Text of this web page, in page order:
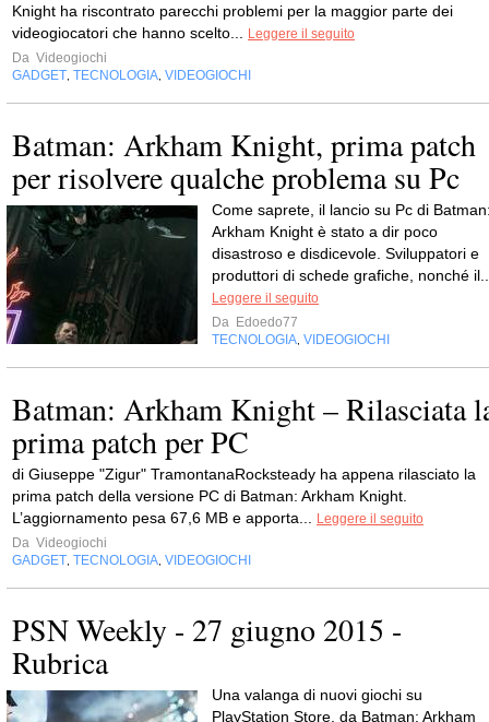
Knight ha riscontrato parecchi problemi per la maggior parte dei
videogiocatori che hanno scelto...
Leggere il seguito
Da Videogiochi
GADGET TECNOLOGIA VIDEOGIOCHI
Batman: Arkham Knight, prima patch
per risolvere qualche problema su Pc
Come saprete, il lancio su Pc di
Arkham Knight è stato a dir poco
disastroso e disdicevole. Sviluppatori e
produttori di schede grafiche, nonché
Leggere il seguito
Da Edoedo77
TECNOLOGIA VIDEOGIOCHI
Batman: Arkham Knight – Rilasciata
prima patch per PC
di Giuseppe "Zigur" TramontanaRocksteady ha appena rilasciato la
prima patch della versione PC di Batman: Arkham Knight.
L’aggiornamento pesa 67,6 MB e apporta...
Leggere il seguito
Da Videogiochi
GADGET TECNOLOGIA VIDEOGIOCHI
PSN Weekly - 27 giugno 2015 -
Rubrica
Una valanga di nuovi giochi su
PlayStation Store, da Batman: Arkham